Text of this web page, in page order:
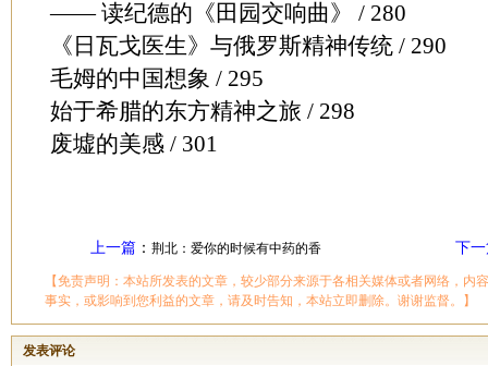
—— 读纪德的《田园交响曲》 / 280
《日瓦戈医生》与俄罗斯精神传统 / 290
毛姆的中国想象 / 295
始于希腊的东方精神之旅 / 298
废墟的美感 / 301
上一篇： 荆北：爱你的时候有中药的香 下
【免责声明：本站所发表的文章，较少部分来源于各相关媒体或者网络，内
事实，或影响到您利益的文章，请及时告知，本站立即删除。谢谢监督。】
发表评论